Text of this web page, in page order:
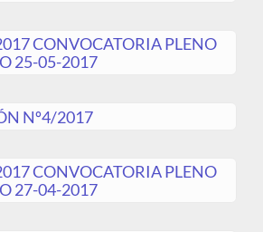
CONVOCATORIA PLENO
25-05-2017
Nº4/2017
CONVOCATORIA PLENO
27-04-2017